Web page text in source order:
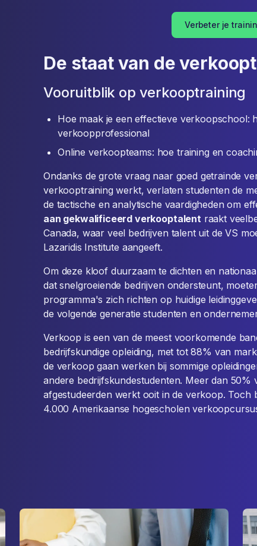
Verbeter je
De staat van de
Vooruitblik op verkooptraining
Hoe maak je een effectieve verkoopschool:
verkoopprofessional
Online verkoopteams: hoe training en
Ondanks de grote vraag naar goed getrainde
verkooptraining werkt, verlaten studenten de
de tactische en analytische vaardigheden om
aan gekwalificeerd verkooptalentraakt
Canada, waar veel bedrijven talent uit de VS
Lazaridis Institute aangeeft.
Om deze kloof duurzaam te dichten en
dat snelgroeiende bedrijven ondersteunt,
programma's zich richten op huidige
de volgende generatie studenten en
Verkoop is een van de meest voorkomende
bedrijfskundige opleiding, met tot 88% van
de verkoop gaan werken bij sommige
andere bedrijfskundestudenten. Meer dan 50%
afgestudeerden werkt ooit in de verkoop. Toch
4.000 Amerikaanse hogescholen